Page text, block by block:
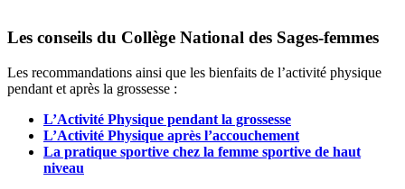
Les conseils du Collège National des Sages-femmes
Les recommandations ainsi que les bienfaits de l’activité physique
pendant et après la grossesse :
L’Activité Physique pendant la grossesse
L’Activité Physique après l’accouchement
La pratique sportive chez la femme sportive de haut
niveau